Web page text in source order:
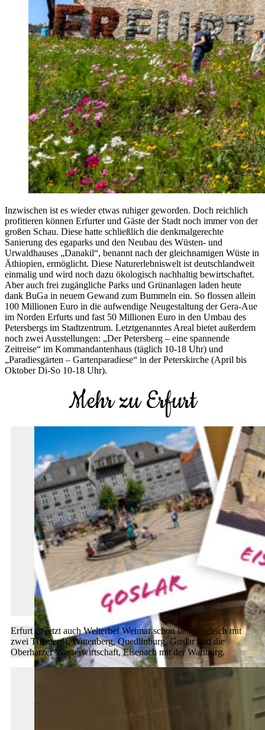
Inzwischen ist es wieder etwas ruhiger geworden. Doch reichlich
profitieren können Erfurter und Gäste der Stadt noch immer von der
großen Schau. Diese hatte schließlich die denkmalgerechte
Sanierung des egaparks und den Neubau des Wüsten- und
Urwaldhauses „Danakil“, benannt nach der gleichnamigen Wüste in
Äthiopien, ermöglicht. Diese Naturerlebniswelt ist deutschlandweit
einmalig und wird noch dazu ökologisch nachhaltig bewirtschaftet.
Aber auch frei zugängliche Parks und Grünanlagen laden heute
dank BuGa in neuem Gewand zum Bummeln ein. So flossen allein
100 Millionen Euro in die aufwendige Neugestaltung der Gera-Aue
im Norden Erfurts und fast 50 Millionen Euro in den Umbau des
Petersbergs im Stadtzentrum. Letztgenanntes Areal bietet außerdem
noch zwei Ausstellungen: „Der Petersberg – eine spannende
Zeitreise“ im Kommandantenhaus (täglich 10-18 Uhr) und
„Paradiesgärten – Gartenparadiese“ in der Peterskirche (April bis
Oktober Di-So 10-18 Uhr).
Mehr zu Erfurt
Erfurt ist jetzt auch Welterbe! Weimar schon längst (gleich mit
zwei Themen!), Wittenberg, Quedlinburg, Goslar und die
Oberharzer Wasserwirtschaft, Eisenach mit der Wartburg.